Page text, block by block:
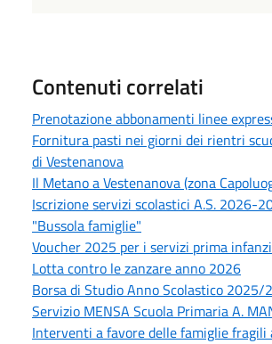
Contenuti correlati
Prenotazione abbonamenti linee
Fornitura pasti nei giorni dei rientri
di Vestenanova
Il Metano a Vestenanova (zona
Iscrizione servizi scolastici A.S. 2026-
"Bussola famiglie"
Voucher 2025 per i servizi prima
Lotta contro le zanzare anno 2026
Borsa di Studio Anno Scolastico 2025/
Servizio MENSA Scuola Primaria A.
Interventi a favore delle famiglie fragili